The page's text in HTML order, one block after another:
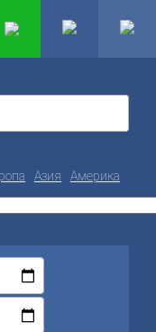
Азия Америка